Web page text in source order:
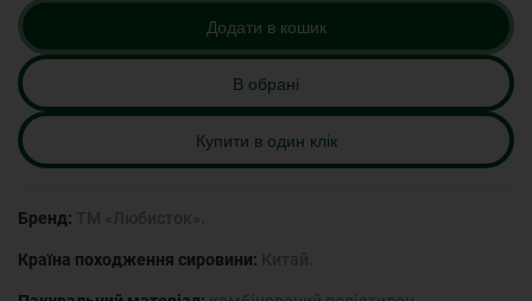
Додати в кошик
В обрані
Купити в один клік
Бренд:
Країна походження сировини: